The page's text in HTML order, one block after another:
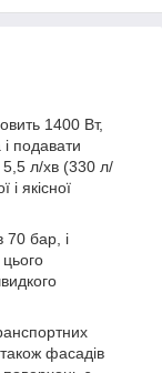
1400 Вт,
подавати
5,5 л/хв (330 л/
якісної
70 бар, і
фасадів